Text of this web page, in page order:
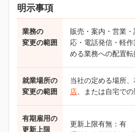
明示事項
業務の
変更の範囲
販売・案内・営業
応・電話発信・軽
める業務への配置転
就業場所の
変更の範囲
当社の定める場所
店、または自宅での
有期雇用の
更新上限
更新上限有無：有